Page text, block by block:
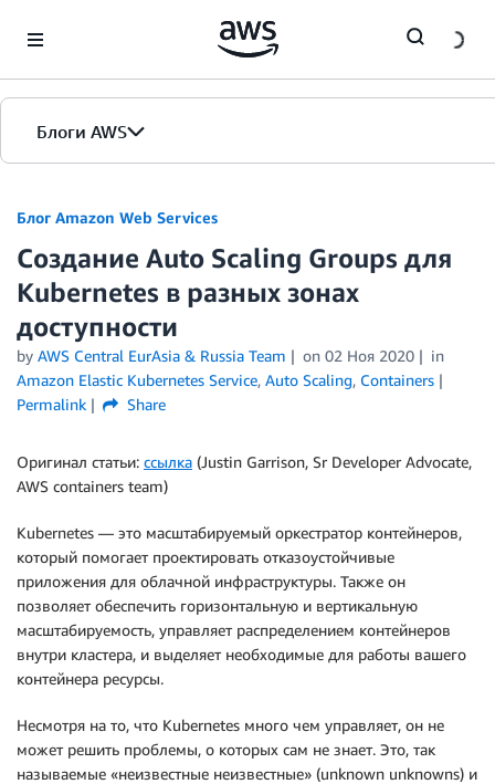
Блоги AWS
Главная страница
Версии
Блог Amazon Web Services
Создание Auto Scaling Groups для
Kubernetes в разных зонах
доступности
by AWS Central EurAsia & Russia Team on 02 Ноя 2020
in
Amazon Elastic Kubernetes Service, Auto Scaling, Containers
Permalink
Share
Оригинал статьи: ссылка (Justin Garrison, Sr Developer Advocate,
AWS containers team)
Kubernetes — это масштабируемый оркестратор контейнеров,
который помогает проектировать отказоустойчивые
приложения для облачной инфраструктуры. Также он
позволяет обеспечить горизонтальную и вертикальную
масштабируемость, управляет распределением контейнеров
внутри кластера, и выделяет необходимые для работы вашего
контейнера ресурсы.
Несмотря на то, что Kubernetes много чем управляет, он не
может решить проблемы, о которых сам не знает. Это, так
называемые «неизвестные неизвестные» (unknown unknowns) и